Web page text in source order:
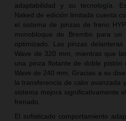
adaptabilidad y su tecnología.
Naked de edición limitada cuenta
el sistema de pinzas de freno
monobloque de Brembo para un
optimizado. Las pinzas
Wave de 320 mm, mientras que
una pinza flotante de doble pistón
Wave de 240 mm. Gracias a su
la transferencia de calor avanzada
sistema mejora significativamente
frenado.
El sofisticado comportamiento